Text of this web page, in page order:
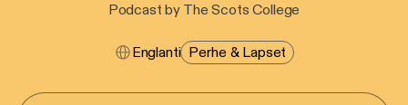
Podcast by The Scots College
Englanti Perhe & Lapset